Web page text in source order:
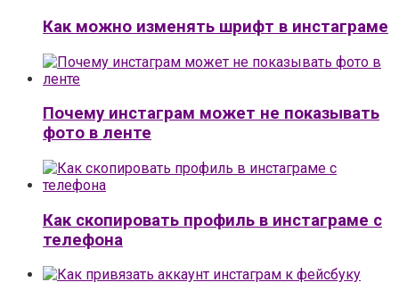
Как можно изменять шрифт в инстаграме
Почему инстаграм может не показывать
фото в ленте
Как скопировать профиль в инстаграме с
телефона